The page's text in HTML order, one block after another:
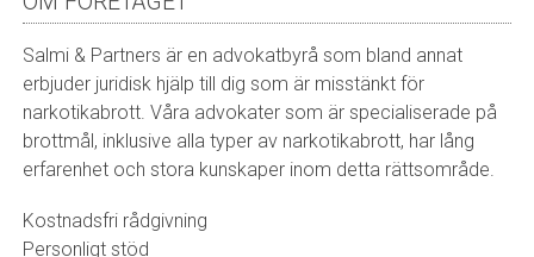
Salmi & Partners är en advokatbyrå som bland annat
erbjuder juridisk hjälp till dig som är misstänkt för
narkotikabrott. Våra advokater som är specialiserade på
brottmål, inklusive alla typer av narkotikabrott, har lång
erfarenhet och stora kunskaper inom detta rättsområde.
Kostnadsfri rådgivning
Personligt stöd